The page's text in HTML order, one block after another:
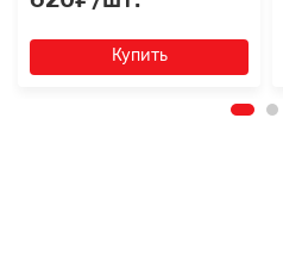
Купить